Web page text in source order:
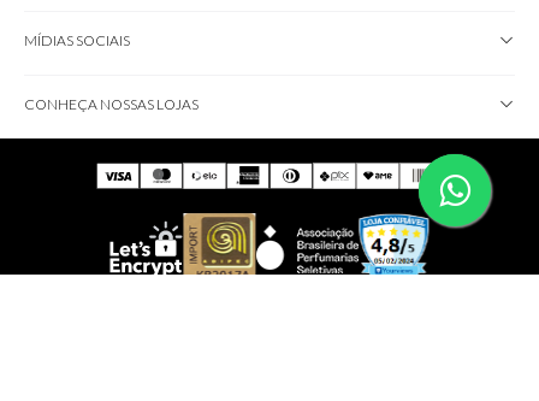
MÍDIAS SOCIAIS
CONHEÇA NOSSAS LOJAS